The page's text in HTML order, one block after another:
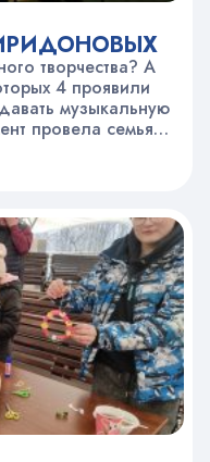
творчества? А
4 проявили
музыкальную
провела семья
Софа и
Людмилы
студии